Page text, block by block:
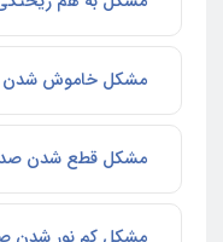
مشکل خاموش شدن
مشکل قطع شدن